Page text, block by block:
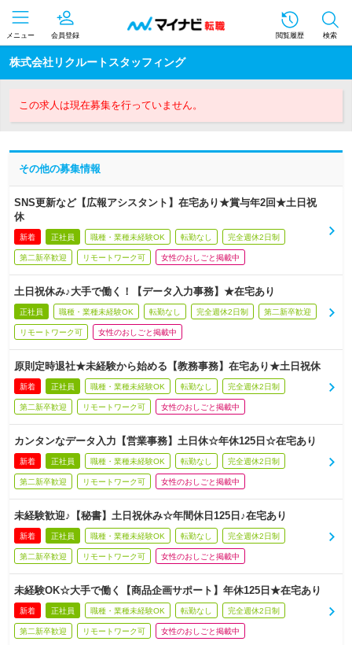
メニュー 会員登録 閲覧履歴 検索
株式会社リクルートスタッフィング
この求人は現在募集を行っていません。
その他の募集情報
SNS更新など【広報アシスタント】在宅あり★賞与年2回★土日祝
休
新着 正社員 職種・業種未経験OK 転勤なし 完全週休2日制
第二新卒歓迎 リモートワーク可 女性のおしごと掲載中
土日祝休み♪大手で働く！【データ入力事務】★在宅あり
正社員 職種・業種未経験OK 転勤なし 完全週休2日制 第二新卒歓迎
リモートワーク可 女性のおしごと掲載中
原則定時退社★未経験から始める【教務事務】在宅あり★土日祝休
新着 正社員 職種・業種未経験OK 転勤なし 完全週休2日制
第二新卒歓迎 リモートワーク可 女性のおしごと掲載中
カンタンなデータ入力【営業事務】土日休☆年休125日☆在宅あり
新着 正社員 職種・業種未経験OK 転勤なし 完全週休2日制
第二新卒歓迎 リモートワーク可 女性のおしごと掲載中
未経験歓迎♪【秘書】土日祝休み☆年間休日125日♪在宅あり
新着 正社員 職種・業種未経験OK 転勤なし 完全週休2日制
第二新卒歓迎 リモートワーク可 女性のおしごと掲載中
未経験OK☆大手で働く【商品企画サポート】年休125日★在宅あり
新着 正社員 職種・業種未経験OK 転勤なし 完全週休2日制
第二新卒歓迎 リモートワーク可 女性のおしごと掲載中